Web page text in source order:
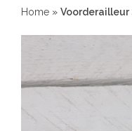
Home » Voorderailleur